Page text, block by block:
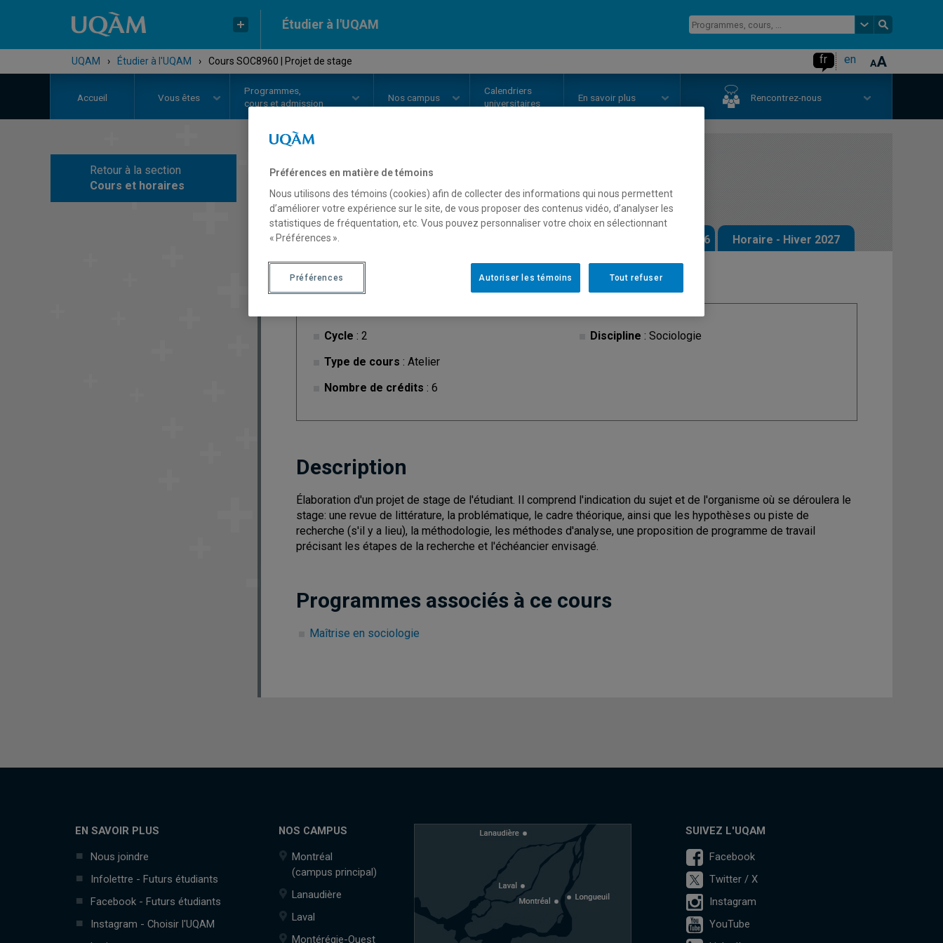
Étudier à l'UQAM
UQAM › Étudier à l'UQAM › Cours SOC8960 | Projet de stage fr en
Accueil Vous êtes
Programmes,
cours et admission
Nos campus
Calendriers
universitaires
En savoir plus Rencontrez-nous
Retour à la section
Cours et horaires
COURS// SOC8960 - Projet de stage
Description Horaire - Automne 2026 Horaire - Hiver 2027
Cycle : 2
Type de cours : Atelier
Nombre de crédits : 6
Discipline : Sociologie
Description
Élaboration d'un projet de stage de l'étudiant. Il comprend l'indication du sujet et de l'organisme où se déroulera le
stage: une revue de littérature, la problématique, le cadre théorique, ainsi que les hypothèses ou piste de
recherche (s'il y a lieu), la méthodologie, les méthodes d'analyse, une proposition de programme de travail
précisant les étapes de la recherche et l'échéancier envisagé.
Programmes associés à ce cours
Maîtrise en sociologie
EN SAVOIR PLUS
Nous joindre
Infolettre - Futurs étudiants
Facebook - Futurs étudiants
Instagram - Choisir l'UQAM
NOS CAMPUS
Montréal
(campus principal)
Lanaudière
Laval
Montérégie-Ouest
SUIVEZ L'UQAM
Facebook
Twitter / X
Instagram
YouTube
Préférences en matière de témoins
Nous utilisons des témoins (cookies) afin de collecter des informations qui nous permettent
d’améliorer votre expérience sur le site, de vous proposer des contenus vidéo, d’analyser les
statistiques de fréquentation, etc. Vous pouvez personnaliser votre choix en sélectionnant
« Préférences ».
Tout refuser
Autoriser les témoins
Préférences